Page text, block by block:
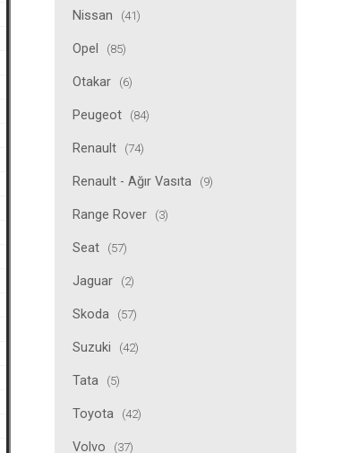
Nissan (41)
Opel (85)
Otakar (6)
Peugeot (84)
Renault (74)
Renault - Ağır Vasıta (9)
Range Rover (3)
Seat (57)
Jaguar (2)
Skoda (57)
Suzuki (42)
Tata (5)
Toyota (42)
Volvo (37)